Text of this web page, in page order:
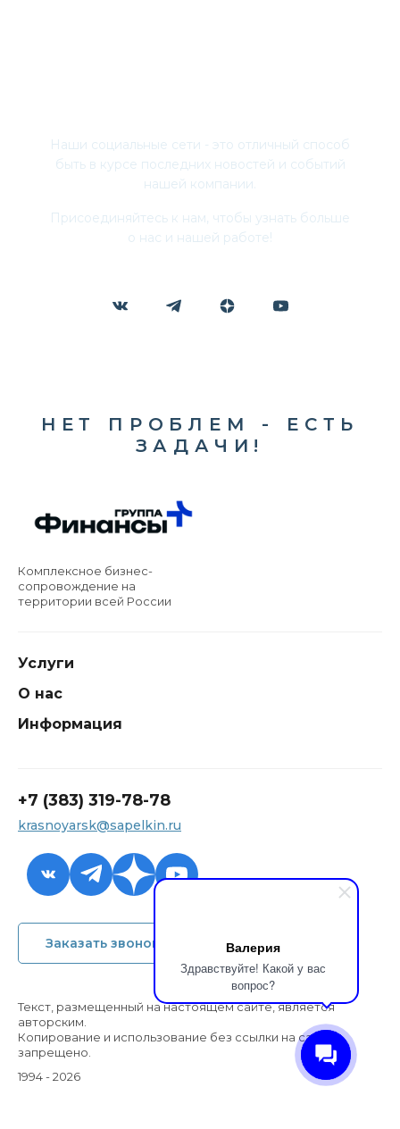
Валерия
Здравствуйте! Какой у вас
вопрос?
+7 (383) 319-78-78
krasnoyarsk@sapelkin.ru
Обратный звонок
Наши социальные сети - это отличный способ
быть в курсе последних новостей и событий
нашей компании.
Присоединяйтесь к нам, чтобы узнать больше
о нас и нашей работе!
НЕТ ПРОБЛЕМ - ЕСТЬ
ЗАДАЧИ!
Комплексное бизнес-
сопровождение на
территории всей России
Услуги
О нас
Информация
+7 (383) 319-78-78
krasnoyarsk@sapelkin.ru
Заказать звонок
Текст, размещенный на настоящем сайте, является
авторским.
Копирование и использование без ссылки на сайт
запрещено.
1994 - 2026